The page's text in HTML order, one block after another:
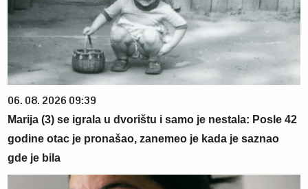
06. 08. 2026 09:39
Marija (3) se igrala u dvorištu i samo je nestala: Posle 42
godine otac je pronašao, zanemeo je kada je saznao
gde je bila